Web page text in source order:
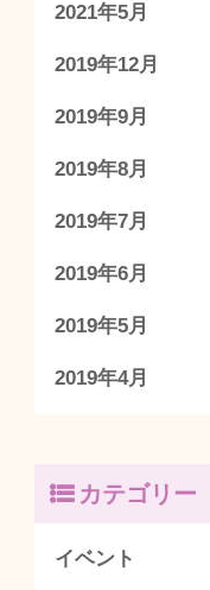
2021年5月
2019年12月
2019年9月
2019年8月
2019年7月
2019年6月
2019年5月
2019年4月
カテゴリー
イベント